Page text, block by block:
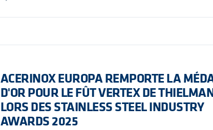
ACERINOX EUROPA REMPORTE LA
D'OR POUR LE FÛT VERTEX DE
LORS DES STAINLESS STEEL INDUSTRY
AWARDS 2025